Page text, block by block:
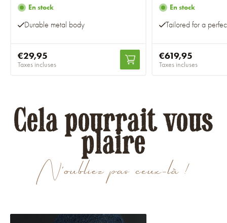
En stock
Durable metal body
€29,95
Taxes incluses
En stock
Tailored for a
€619,95
Taxes incluses
N'oubliez pas ceux-là !
Cela pourrait vous
plaire